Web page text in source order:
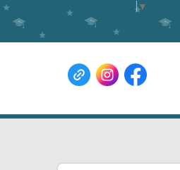
Select Language▼